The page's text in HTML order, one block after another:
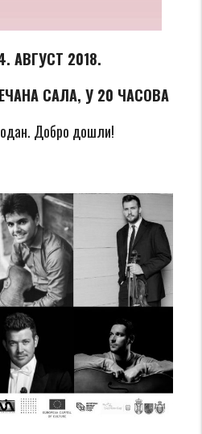
АВГУСТ 2018.
САЛА, У 20 ЧАСОВА
Добро дошли!